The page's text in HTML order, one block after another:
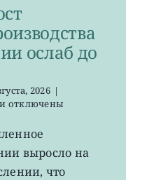
ослаб до
2026 |
к
EWG:
рост
промпроизводства
Германии
отключены
выросло на
что